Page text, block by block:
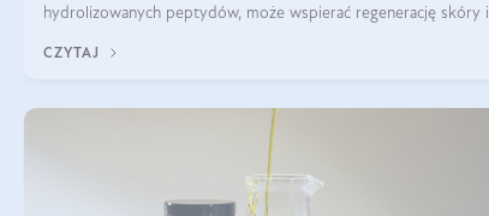
hydrolizowanych peptydów, może wspierać regenerację skóry i
regularnością stosowania.
CZYTAJ